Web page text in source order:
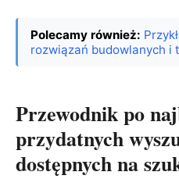
Polecamy również:
rozwiązań budowlanych i
Przewodnik po
przydatnych
dostępnych na